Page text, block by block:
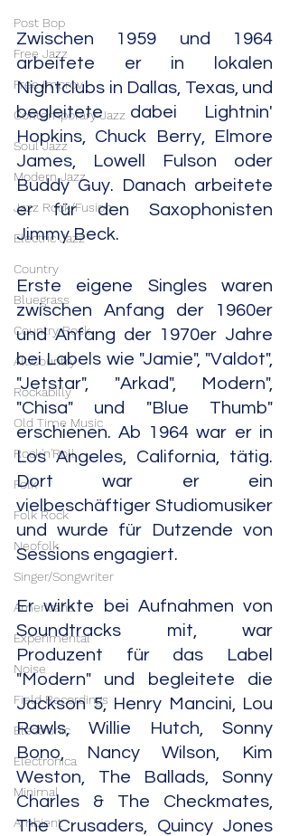
Post Bop
Free Jazz
Free Improv
Contemporary Jazz
Soul Jazz
Modern Jazz
Jazz Rock/Fusion
Electric Jazz
Country
Bluegrass
Country Rock
Alt.Country
Rockabilly
Old Time Music
Rock'n'Roll
Folk
Folk Rock
Neofolk
Singer/Songwriter
Americana
Experimental
Noise
Field Recordings
Electronic
Electronica
Minimal
Ambient
Zwischen 1959 und 1964
arbeitete er in lokalen
Nightclubs in Dallas, Texas, und
begleitete dabei Lightnin'
Hopkins, Chuck Berry, Elmore
James, Lowell Fulson oder
Buddy Guy. Danach arbeitete
er für den Saxophonisten
Jimmy Beck.
Erste eigene Singles waren
zwischen Anfang der 1960er
und Anfang der 1970er Jahre
bei Labels wie "Jamie", "Valdot",
"Jetstar", "Arkad", Modern",
"Chisa" und "Blue Thumb"
erschienen. Ab 1964 war er in
Los Angeles, California, tätig.
Dort war er ein
vielbeschäftiger Studiomusiker
und wurde für Dutzende von
Sessions engagiert.
Er wirkte bei Aufnahmen von
Soundtracks mit, war
Produzent für das Label
"Modern" und begleitete die
Jackson 5, Henry Mancini, Lou
Rawls, Willie Hutch, Sonny
Bono, Nancy Wilson, Kim
Weston, The Ballads, Sonny
Charles & The Checkmates,
The Crusaders, Quincy Jones